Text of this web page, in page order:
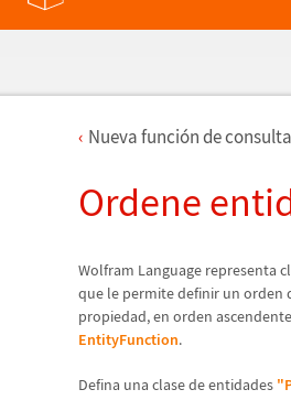
Nueva función de
Ordene
Wolfram Language representa
que le permite definir un orden
propiedad, en orden
EntityFunction.
Defina una clase de entidades